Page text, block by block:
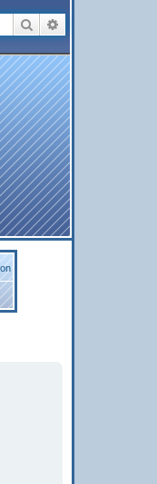
Rechercher